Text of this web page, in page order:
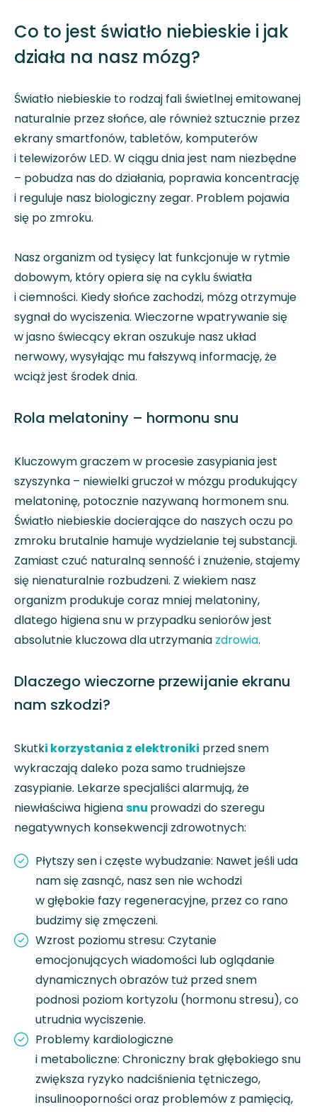
Co to jest światło niebieskie i jak
działa na nasz mózg?
Światło niebieskie to rodzaj fali świetlnej emitowanej
naturalnie przez słońce, ale również sztucznie przez
ekrany smartfonów, tabletów, komputerów
i telewizorów LED. W ciągu dnia jest nam niezbędne
– pobudza nas do działania, poprawia koncentrację
i reguluje nasz biologiczny zegar. Problem pojawia
się po zmroku.
Nasz organizm od tysięcy lat funkcjonuje w rytmie
dobowym, który opiera się na cyklu światła
i ciemności. Kiedy słońce zachodzi, mózg otrzymuje
sygnał do wyciszenia. Wieczorne wpatrywanie się
w jasno świecący ekran oszukuje nasz układ
nerwowy, wysyłając mu fałszywą informację, że
wciąż jest środek dnia.
Rola melatoniny – hormonu snu
Kluczowym graczem w procesie zasypiania jest
szyszynka – niewielki gruczoł w mózgu produkujący
melatoninę, potocznie nazywaną hormonem snu.
Światło niebieskie docierające do naszych oczu po
zmroku brutalnie hamuje wydzielanie tej substancji.
Zamiast czuć naturalną senność i znużenie, stajemy
się nienaturalnie rozbudzeni. Z wiekiem nasz
organizm produkuje coraz mniej melatoniny,
dlatego higiena snu w przypadku seniorów jest
absolutnie kluczowa dla utrzymania zdrowia.
Dlaczego wieczorne przewijanie ekranu
nam szkodzi?
Skutki korzystania z elektroniki przed snem
wykraczają daleko poza samo trudniejsze
zasypianie. Lekarze specjaliści alarmują, że
niewłaściwa higienasnu prowadzi do szeregu
negatywnych konsekwencji zdrowotnych:
Płytszy sen i częste wybudzanie: Nawet jeśli uda
nam się zasnąć, nasz sen nie wchodzi
w głębokie fazy regeneracyjne, przez co rano
budzimy się zmęczeni.
Wzrost poziomu stresu: Czytanie
emocjonujących wiadomości lub oglądanie
dynamicznych obrazów tuż przed snem
podnosi poziom kortyzolu (hormonu stresu), co
utrudnia wyciszenie.
Problemy kardiologiczne
i metaboliczne: Chroniczny brak głębokiego snu
zwiększa ryzyko nadciśnienia tętniczego,
insulinooporności oraz problemów z pamięcią,